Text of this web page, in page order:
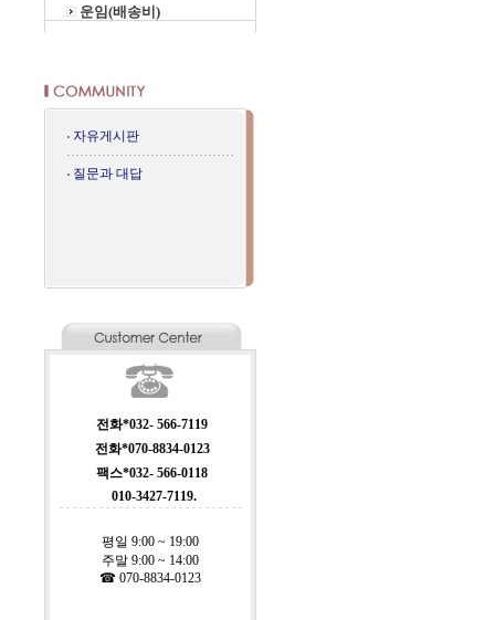
운임(배송비)
자유게시판
질문과 대답
전화*032- 566-7119
전화*070-8834-0123
팩스*032- 566-0118
010-3427-7119.
평일 9:00 ~ 19:00
주말 9:00 ~ 14:00
☎ 070-8834-0123